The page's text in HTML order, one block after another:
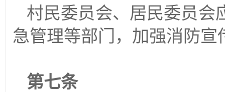
村民委员会、居民委员会
急管理等部门，加强消防宣
第七条